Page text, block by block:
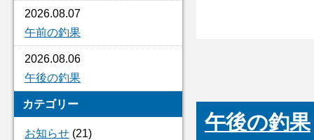
2026.08.07
午前の釣果
2026.08.06
午後の釣果
カテゴリー
お知らせ (21) 午後の釣果